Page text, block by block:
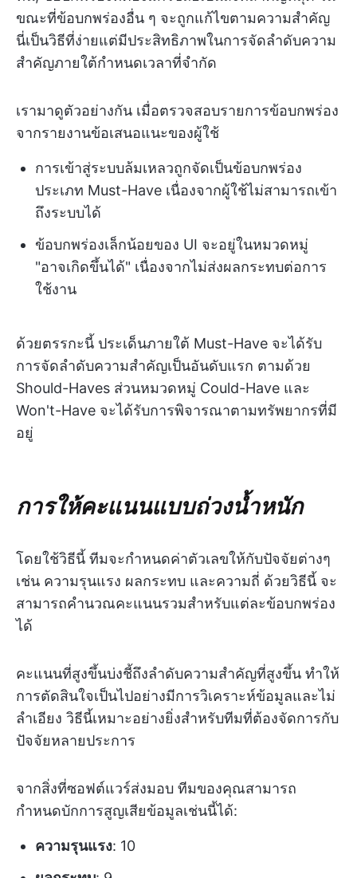
ขณะที่ข้อบกพร่องอื่น ๆ จะถูกแก้ไขตามความสำคัญ
นี่เป็นวิธีที่ง่ายแต่มีประสิทธิภาพในการจัดลำดับความ
สำคัญภายใต้กำหนดเวลาที่จำกัด
เรามาดูตัวอย่างกัน เมื่อตรวจสอบรายการข้อบกพร่อง
จากรายงานข้อเสนอแนะของผู้ใช้
การเข้าสู่ระบบล้มเหลวถูกจัดเป็นข้อบกพร่อง
ประเภท Must-Have เนื่องจากผู้ใช้ไม่สามารถเข้า
ถึงระบบได้
ข้อบกพร่องเล็กน้อยของ UI จะอยู่ในหมวดหมู่
"อาจเกิดขึ้นได้" เนื่องจากไม่ส่งผลกระทบต่อการ
ใช้งาน
ด้วยตรรกะนี้ ประเด็นภายใต้ Must-Have จะได้รับ
การจัดลำดับความสำคัญเป็นอันดับแรก ตามด้วย
Should-Haves ส่วนหมวดหมู่ Could-Have และ
Won't-Have จะได้รับการพิจารณาตามทรัพยากรที่มี
อยู่
การให้คะแนนแบบถ่วงน้ำหนัก
โดยใช้วิธีนี้ ทีมจะกำหนดค่าตัวเลขให้กับปัจจัยต่างๆ
เช่น ความรุนแรง ผลกระทบ และความถี่ ด้วยวิธีนี้ จะ
สามารถคำนวณคะแนนรวมสำหรับแต่ละข้อบกพร่อง
ได้
คะแนนที่สูงขึ้นบ่งชี้ถึงลำดับความสำคัญที่สูงขึ้น ทำให้
การตัดสินใจเป็นไปอย่างมีการวิเคราะห์ข้อมูลและไม่
ลำเอียง วิธีนี้เหมาะอย่างยิ่งสำหรับทีมที่ต้องจัดการกับ
ปัจจัยหลายประการ
จากสิ่งที่ซอฟต์แวร์ส่งมอบ ทีมของคุณสามารถ
กำหนดบักการสูญเสียข้อมูลเช่นนี้ได้:
ความรุนแรง: 10